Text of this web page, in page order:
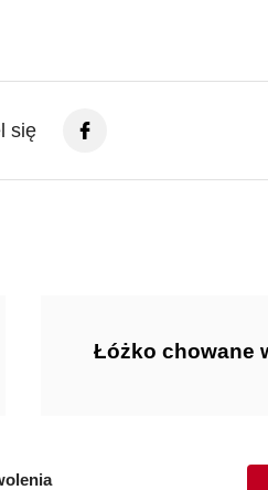
się
Łóżko chowane